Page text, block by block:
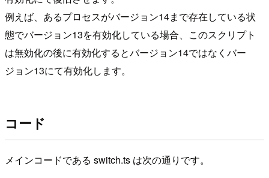
例えば、あるプロセスがバージョン14まで存在している状
態でバージョン13を有効化している場合、このスクリプト
は無効化の後に有効化するとバージョン14ではなくバー
ジョン13にて有効化します。
コード
メインコードである switch.ts は次の通りです。